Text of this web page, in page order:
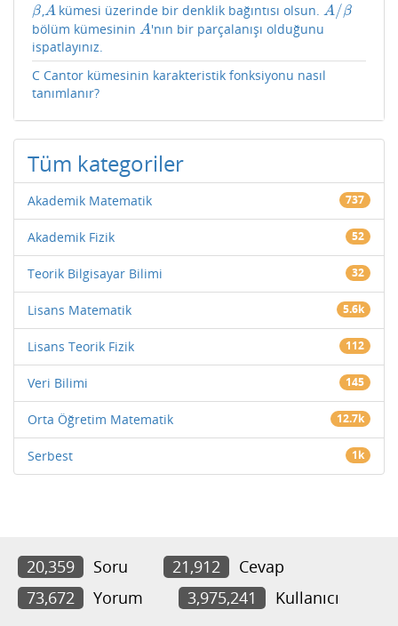
β
β,A
A kümesi üzerinde bir denklik bağıntısı olsun.A/β
A/β
bölüm kümesinin A
A 'nın bir parçalanışı olduğunu
ispatlayınız.
C Cantor kümesinin karakteristik fonksiyonu nasıl
tanımlanır?
Tüm kategoriler
Akademik Matematik 737
Akademik Fizik 52
Teorik Bilgisayar Bilimi 32
Lisans Matematik 5.6k
Lisans Teorik Fizik 112
Veri Bilimi 145
Orta Öğretim Matematik 12.7k
Serbest 1k
20,359 Soru 21,912
Cevap
73,672
Yorum 3,975,241 Kullanıcı